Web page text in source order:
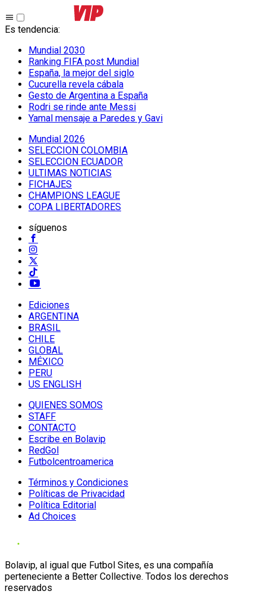
Es tendencia:
Mundial 2030
Ranking FIFA post Mundial
España, la mejor del siglo
Cucurella revela cábala
Gesto de Argentina a España
Rodri se rinde ante Messi
Yamal mensaje a Paredes y Gavi
Mundial 2026
SELECCION COLOMBIA
SELECCION ECUADOR
ULTIMAS NOTICIAS
FICHAJES
CHAMPIONS LEAGUE
COPA LIBERTADORES
síguenos
Ediciones
ARGENTINA
BRASIL
CHILE
GLOBAL
MÉXICO
PERU
US ENGLISH
QUIENES SOMOS
STAFF
CONTACTO
Escribe en Bolavip
RedGol
Futbolcentroamerica
Términos y Condiciones
Políticas de Privacidad
Política Editorial
Ad Choices
Bolavip, al igual que Futbol Sites, es una compañía
perteneciente a Better Collective. Todos los derechos
reservados